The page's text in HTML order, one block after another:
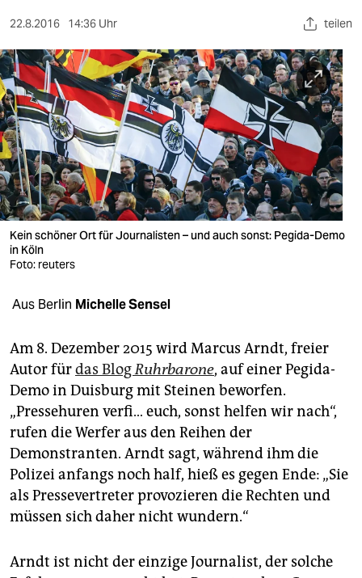
sport
berlin
nord
wahrheit
verlag
verlag
veranstaltungen
unterstützen
abo
genossenschaft
epaper login
22.8.2016 14:36 Uhr teilen
Kein schöner Ort für Journalisten – und auch sonst: Pegida-Demo
in Köln
Foto: reuters
Aus Berlin Michelle Sensel
Am 8. Dezember 2015 wird Marcus Arndt, freier
Autor fürdas BlogRuhrbarone, auf einer Pegida-
Demo in Duisburg mit Steinen beworfen.
„Pressehuren verfi… euch, sonst helfen wir nach“,
rufen die Werfer aus den Reihen der
Demonstranten. Arndt sagt, während ihm die
Polizei anfangs noch half, hieß es gegen Ende: „Sie
als Pressevertreter provozieren die Rechten und
müssen sich daher nicht wundern.“
Arndt ist nicht der einzige Journalist, der solche